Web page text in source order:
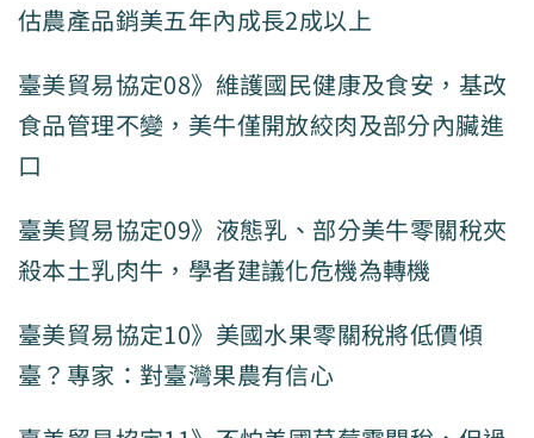
估農產品銷美五年內成長2成以上
臺美貿易協定08》維護國民健康及食安，基改
食品管理不變，美牛僅開放絞肉及部分內臟進
口
臺美貿易協定09》液態乳、部分美牛零關稅夾
殺本土乳肉牛，學者建議化危機為轉機
臺美貿易協定10》美國水果零關稅將低價傾
臺？專家：對臺灣果農有信心